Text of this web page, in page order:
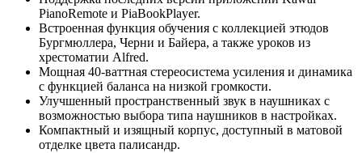
PianoRemote и PiaBookPlayer.
Встроенная функция обучения с коллекцией этюдов
Бургмюллера, Черни и Байера, а также уроков из
хрестоматии Alfred.
Мощная 40-ваттная стереосистема усиления и динамика
с функцией баланса на низкой громкости.
Улучшенный пространственный звук в наушниках с
возможностью выбора типа наушников в настройках.
Компактный и изящный корпус, доступный в матовой
отделке цвета палисандр.